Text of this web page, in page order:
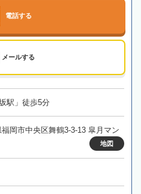
電話する
メールする
駅」徒歩5分
岡市中央区舞鶴3-3-13 皐月マン
地図